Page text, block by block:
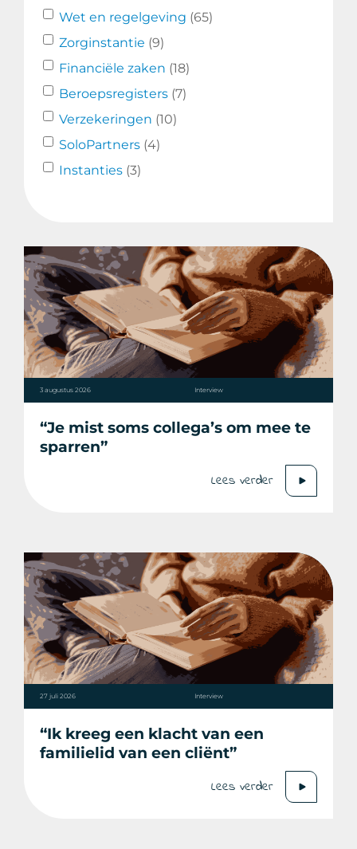
Wet en regelgeving (65)
Zorginstantie (9)
Financiële zaken (18)
Beroepsregisters (7)
Verzekeringen (10)
SoloPartners (4)
Instanties (3)
3 augustus 2026 Interview
“Je mist soms collega’s om mee te
sparren”
Lees verder
27 juli 2026 Interview
“Ik kreeg een klacht van een
familielid van een cliënt”
Lees verder